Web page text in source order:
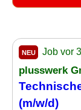
NEU Job vor
plusswerk
(m/w/d)